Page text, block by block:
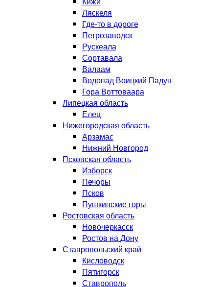
Ляскеля
Где-то в дороге
Петрозаводск
Рускеала
Сортавала
Валаам
Водопад Воицкий Падун
Гора Воттоваара
Липецкая область
Елец
Нижегородская область
Арзамас
Нижний Новгород
Псковская область
Изборск
Печоры
Псков
Пушкинские горы
Ростовская область
Новочеркасск
Ростов на Дону
Ставропольский край
Кисловодск
Пятигорск
Ставрополь